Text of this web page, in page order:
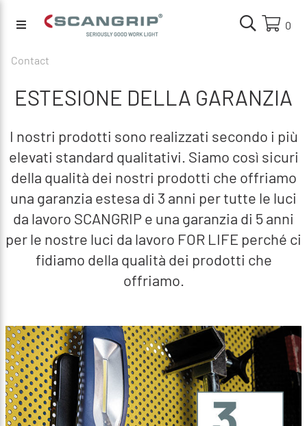
0
Contact
ESTESIONE DELLA GARANZIA
I nostri prodotti sono realizzati secondo i più
elevati standard qualitativi. Siamo così sicuri
della qualità dei nostri prodotti che offriamo
una garanzia estesa di 3 anni per tutte le luci
da lavoro SCANGRIP e una garanzia di 5 anni
per le nostre luci da lavoro FOR LIFE perché ci
fidiamo della qualità dei prodotti che
offriamo.